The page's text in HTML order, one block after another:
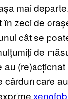
mai
în zeci de
cât se
de
au
cârduri care